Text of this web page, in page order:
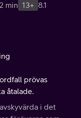
min 13+ 8.1
prövas
åtalade.
i det